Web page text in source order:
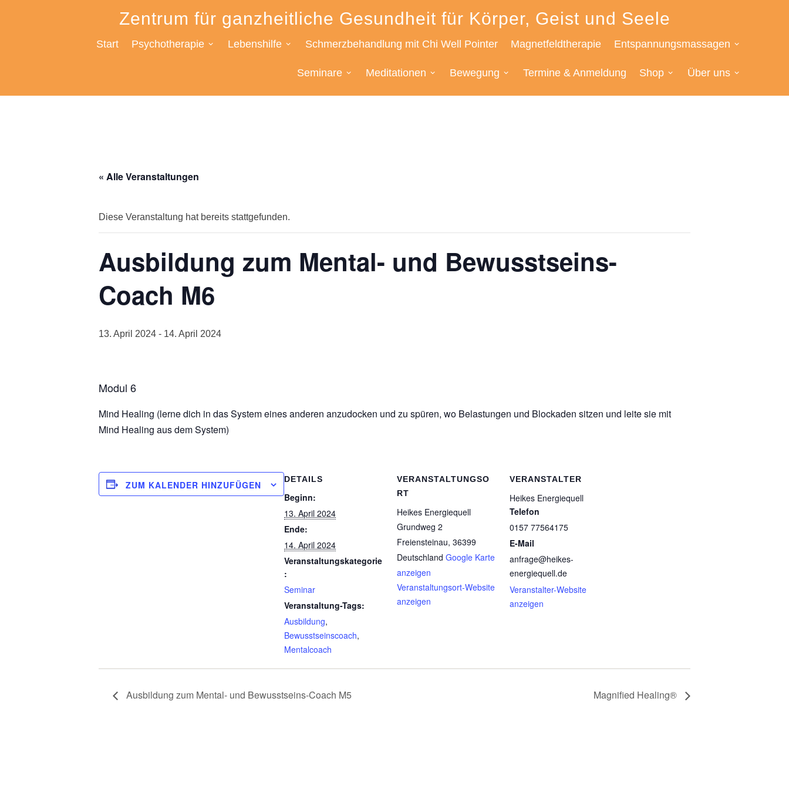
Zentrum für ganzheitliche Gesundheit für Körper, Geist und Seele
Start Psychotherapie Lebenshilfe Schmerzbehandlung mit Chi Well Pointer Magnetfeldtherapie Entspannungsmassagen
Seminare Meditationen Bewegung Termine & Anmeldung Shop Über uns
« Alle Veranstaltungen
Diese Veranstaltung hat bereits stattgefunden.
Ausbildung zum Mental- und Bewusstseins-
Coach M6
13. April 2024 - 14. April 2024
Modul 6
Mind Healing (lerne dich in das System eines anderen anzudocken und zu spüren, wo Belastungen und Blockaden sitzen und leite sie mit
Mind Healing aus dem System)
ZUM KALENDER HINZUFÜGEN
DETAILS
Beginn:
13. April 2024
Ende:
14. April 2024
Veranstaltungskategorie
:
Seminar
Veranstaltung-Tags:
Ausbildung,
Bewusstseinscoach,
Mentalcoach
VERANSTALTUNGSO
RT
Heikes Energiequell
Grundweg 2
Freiensteinau, 36399
Deutschland Google Karte
anzeigen
Veranstaltungsort-Website
anzeigen
VERANSTALTER
Heikes Energiequell
Telefon
0157 77564175
E-Mail
anfrage@heikes-
energiequell.de
Veranstalter-Website
anzeigen
Ausbildung zum Mental- und Bewusstseins-Coach M5 Magnified Healing®